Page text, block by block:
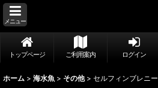
メニュー
トップページ ご利用案内 ログイン
ホーム > 海水魚 > その他 > セルフィンブレニー